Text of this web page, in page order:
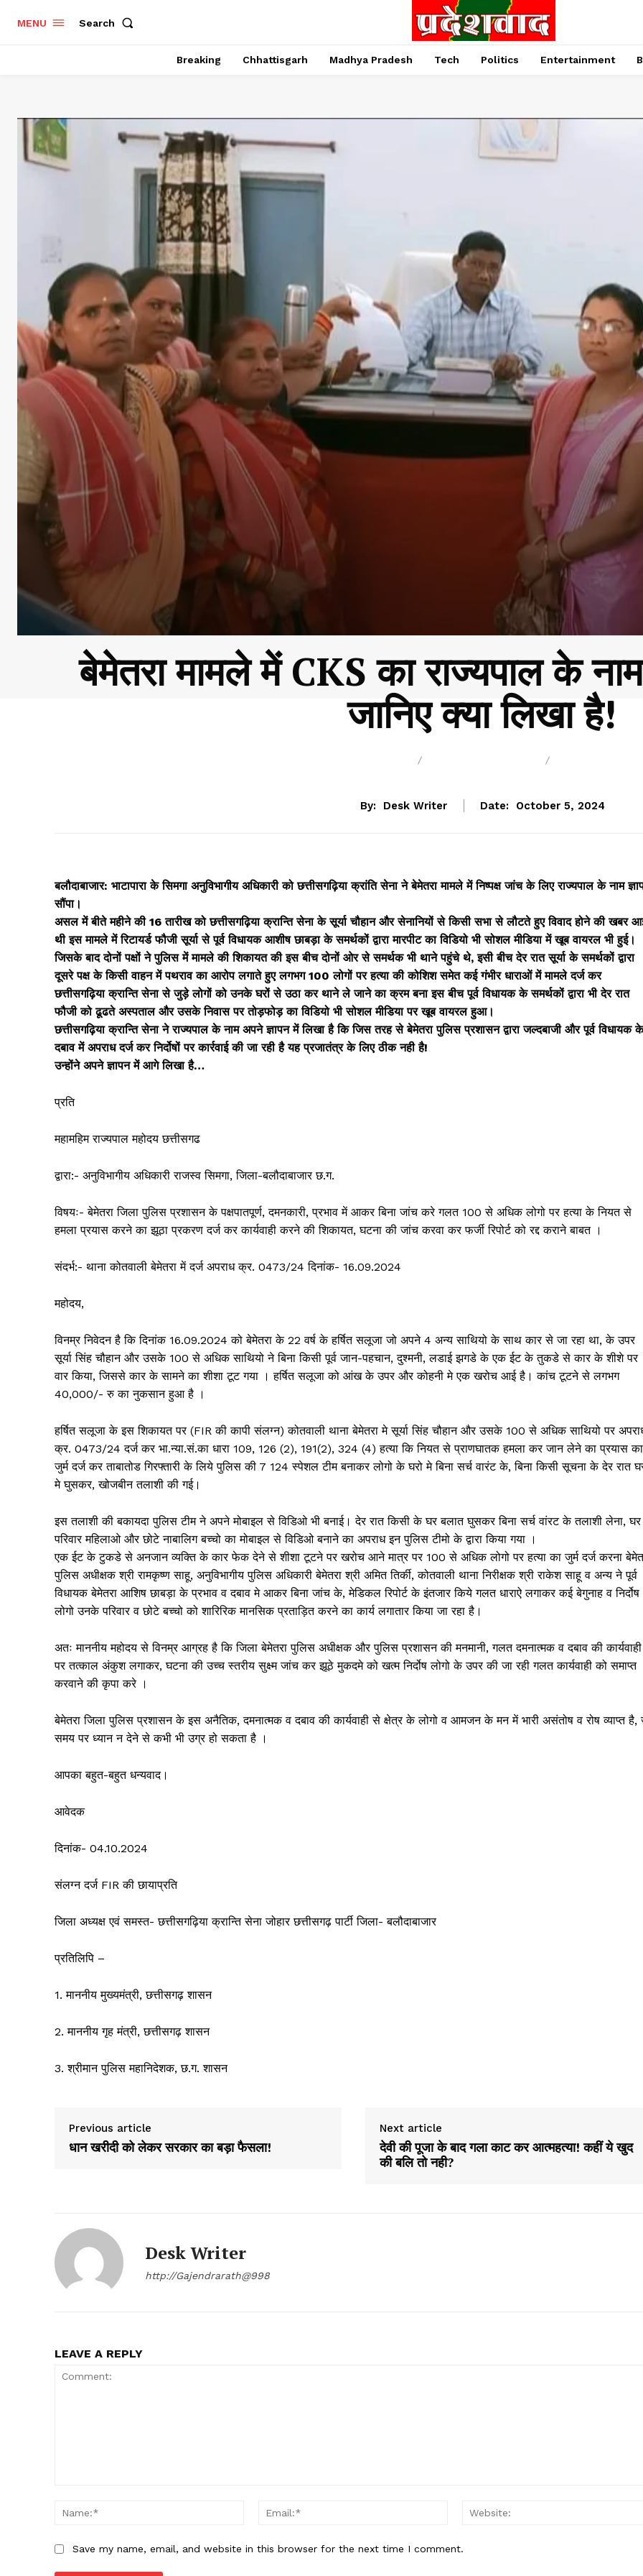
MENU Search
Breaking Chhattisgarh Madhya Pradesh Tech Politics Entertainment
बेमेतरा मामले में CKS का राज्यपाल के
जानिए क्या लिखा है!
By: Desk Writer Date: October 5, 2024
बलौदाबाजार: भाटापारा के सिमगा अनुविभागीय अधिकारी को छत्तीसगढ़िया क्रांति सेना ने बेमेतरा मामले में निष्पक्ष जांच के लिए राज्यपाल के नाम
सौंपा।
असल में बीते महीने की 16 तारीख को छत्तीसगढ़िया क्रान्ति सेना के सूर्या चौहान और सेनानियों से किसी सभा से लौटते हुए विवाद होने की खबर
थी इस मामले में रिटायर्ड फौजी सूर्या से पूर्व विधायक आशीष छाबड़ा के समर्थकों द्वारा मारपीट का विडियो भी सोशल मीडिया में खूब वायरल भी हुई।
जिसके बाद दोनों पक्षों ने पुलिस में मामले की शिकायत की इस बीच दोनों ओर से समर्थक भी थाने पहुंचे थे, इसी बीच देर रात सूर्या के समर्थकों द्वारा
दूसरे पक्ष के किसी वाहन में पथराव का आरोप लगाते हुए लगभग 100 लोगों पर हत्या की कोशिश समेत कई गंभीर धाराओं में मामले दर्ज कर
छत्तीसगढ़िया क्रान्ति सेना से जुड़े लोगों को उनके घरों से उठा कर थाने ले जाने का क्रम बना इस बीच पूर्व विधायक के समर्थकों द्वारा भी देर रात
फौजी को ढूढते अस्पताल और उसके निवास पर तोड़फोड़ का विडियो भी सोशल मीडिया पर खूब वायरल हुआ।
छत्तीसगढ़िया क्रान्ति सेना ने राज्यपाल के नाम अपने ज्ञापन में लिखा है कि जिस तरह से बेमेतरा पुलिस प्रशासन द्वारा जल्दबाजी और पूर्व विधायक के
दबाव में अपराध दर्ज कर निर्दोषों पर कार्रवाई की जा रही है यह प्रजातंत्र के लिए ठीक नही है!
उन्होंने अपने ज्ञापन में आगे लिखा है…
प्रति
महामहिम राज्यपाल महोदय छत्तीसगढ
द्वारा:- अनुविभागीय अधिकारी राजस्व सिमगा, जिला-बलौदाबाजार छ.ग.
विषयः- बेमेतरा जिला पुलिस प्रशासन के पक्षपातपूर्ण, दमनकारी, प्रभाव में आकर बिना जांच करे गलत 100 से अधिक लोगो पर हत्या के नियत से
हमला प्रयास करने का झूठा प्रकरण दर्ज कर कार्यवाही करने की शिकायत, घटना की जांच करवा कर फर्जी रिपोर्ट को रद्द कराने बाबत ।
संदर्भ:- थाना कोतवाली बेमेतरा में दर्ज अपराध क्र. 0473/24 दिनांक- 16.09.2024
महोदय,
विनम्र निवेदन है कि दिनांक 16.09.2024 को बेमेतरा के 22 वर्ष के हर्षित सलूजा जो अपने 4 अन्य साथियो के साथ कार से जा रहा था, के उपर
सूर्या सिंह चौहान और उसके 100 से अधिक साथियो ने बिना किसी पूर्व जान-पहचान, दुश्मनी, लडाई झगडे के एक ईट के तुकडे से कार के शीशे पर
वार किया, जिससे कार के सामने का शीशा टूट गया । हर्षित सलूजा को आंख के उपर और कोहनी मे एक खरोच आई है। कांच टूटने से लगभग
40,000/- रु का नुकसान हुआ है ।
हर्षित सलूजा के इस शिकायत पर (FIR की कापी संलग्न) कोतवाली थाना बेमेतरा मे सूर्या सिंह चौहान और उसके 100 से अधिक साथियो पर
क्र. 0473/24 दर्ज कर भा.न्या.सं.का धारा 109, 126 (2), 191(2), 324 (4) हत्या कि नियत से प्राणघातक हमला कर जान लेने का प्रयास का
जुर्म दर्ज कर ताबातोड गिरफ्तारी के लिये पुलिस की 7 124 स्पेशल टीम बनाकर लोगो के घरो मे बिना सर्च वारंट के, बिना किसी सूचना के देर रात
मे घुसकर, खोजबीन तलाशी की गई।
इस तलाशी की बकायदा पुलिस टीम ने अपने मोबाइल से विडिओ भी बनाई। देर रात किसी के घर बलात घुसकर बिना सर्च वांरट के तलाशी लेना, घर
परिवार महिलाओ और छोटे नाबालिग बच्चो का मोबाइल से विडिओ बनाने का अपराध इन पुलिस टीमो के द्वारा किया गया ।
एक ईट के टुकडे से अनजान व्यक्ति के कार फेक देने से शीशा टूटने पर खरोच आने मात्र पर 100 से अधिक लोगो पर हत्या का जुर्म दर्ज करना
पुलिस अधीक्षक श्री रामकृष्ण साहू, अनुविभागीय पुलिस अधिकारी बेमेतरा श्री अमित तिर्की, कोतवाली थाना निरीक्षक श्री राकेश साहू व अन्य ने पूर्व
विधायक बेमेतरा आशिष छाबड़ा के प्रभाव व दबाव मे आकर बिना जांच के, मेडिकल रिपोर्ट के इंतजार किये गलत धाराऐ लगाकर कई बेगुनाह व निर्दोष
लोगो उनके परिवार व छोटे बच्चो को शारिरिक मानसिक प्रताड़ित करने का कार्य लगातार किया जा रहा है।
अतः माननीय महोदय से विनम्र आग्रह है कि जिला बेमेतरा पुलिस अधीक्षक और पुलिस प्रशासन की मनमानी, गलत दमनात्मक व दबाव की कार्यवाही
पर तत्काल अंकुश लगाकर, घटना की उच्च स्तरीय सुक्ष्म जांच कर झूठे मुकदमे को खत्म निर्दोष लोगो के उपर की जा रही गलत कार्यवाही को समाप्त
करवाने की कृपा करे ।
बेमेतरा जिला पुलिस प्रशासन के इस अनैतिक, दमनात्मक व दबाव की कार्यवाही से क्षेत्र के लोगो व आमजन के मन में भारी असंतोष व रोष व्याप्त है,
समय पर ध्यान न देने से कभी भी उग्र हो सकता है ।
आपका बहुत-बहुत धन्यवाद।
आवेदक
दिनांक- 04.10.2024
संलग्न दर्ज FIR की छायाप्रति
जिला अध्यक्ष एवं समस्त- छत्तीसगढ़ि‌या क्रान्ति सेना जोहार छत्तीसगढ़ पार्टी जिला- बलौदाबाजार
प्रतिलिपि –
1. माननीय मुख्यमंत्री, छत्तीसगढ़ शासन
2. माननीय गृह मंत्री, छत्तीसगढ़ शासन
3. श्रीमान पुलिस महानिदेशक, छ.ग. शासन
Previous article
धान खरीदी को लेकर सरकार का बड़ा फैसला!
Next article
देवी की पूजा के बाद गला काट कर आत्महत्या! कहीं ये खुद
की बलि तो नही?
Desk Writer
http://Gajendrarath@998
LEAVE A REPLY
Name:*
Email:*
Save my name, email, and website in this browser for the next time I comment.